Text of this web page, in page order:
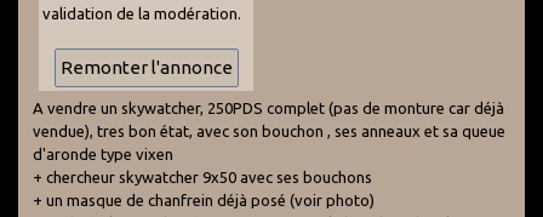
validation de la modération.
A vendre un skywatcher, 250PDS complet (pas de monture car déjà
vendue), tres bon état, avec son bouchon , ses anneaux et sa queue
d'aronde type vixen
+ chercheur skywatcher 9x50 avec ses bouchons
+ un masque de chanfrein déjà posé (voir photo)